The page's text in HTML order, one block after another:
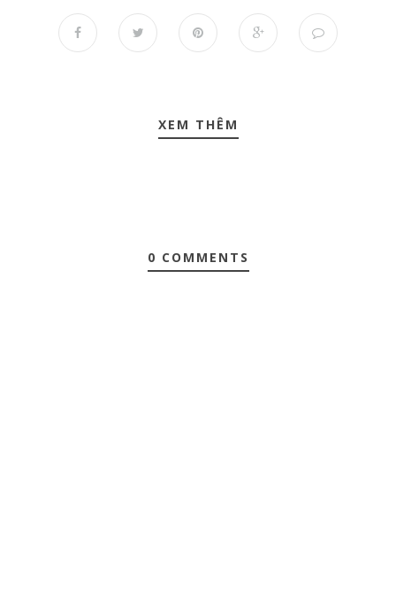
XEM THÊM
0 COMMENTS